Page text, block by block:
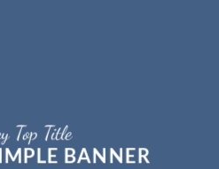
Top Title
BANNER